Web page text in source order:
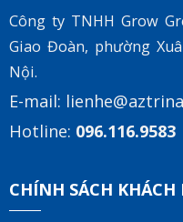
Công ty TNHH Grow
Giao Đoàn, phường
Nội.
E-mail:
Hotline: 096.116.9583
CHÍNH SÁCH KHÁCH